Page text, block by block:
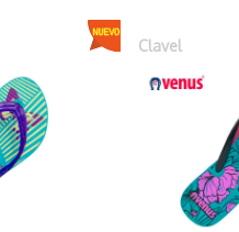
Clavel